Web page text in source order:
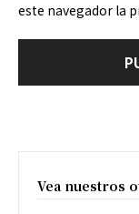
este navegador la
Vea nuestros